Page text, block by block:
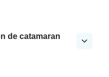
de catamaran